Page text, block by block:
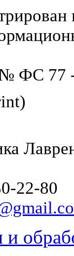
ФС 77
22-80